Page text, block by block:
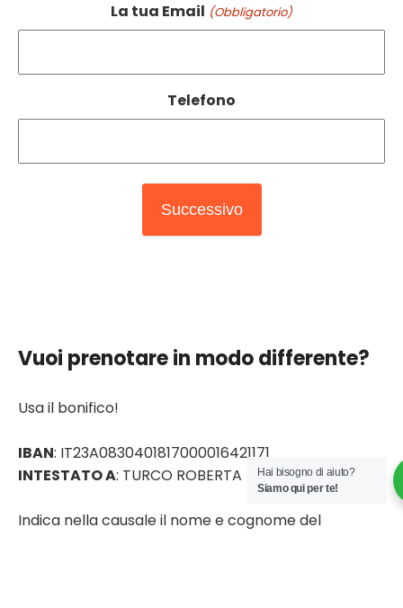
La tua Email (Obbligatorio)
Telefono
Vuoi prenotare in modo differente?
Usa il bonifico!
IBAN: IT23A0830401817000016421171
INTESTATO A: TURCO ROBERTA
Indica nella causale il nome e cognome del
Hai bisogno di aiuto?
Siamo qui per te!